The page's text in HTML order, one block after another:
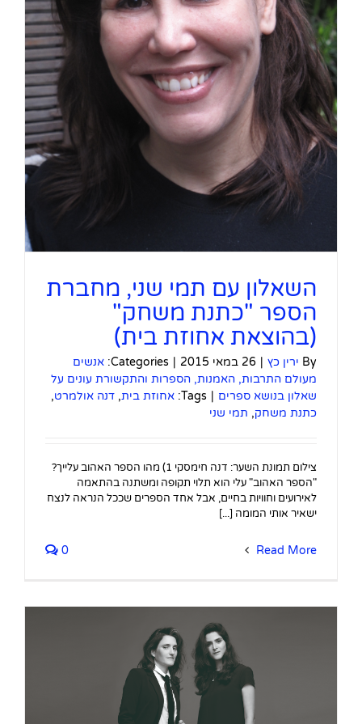
השאלון עם תמי שני, מחברת
הספר "כתנת משחק"
(בהוצאת אחוזת בית)
By ירין כץ | 26 במאי 2015 |
Categories: אנשים
מעולם התרבות, האמנות, הספרות והתקשורת עונים על
שאלון בנושא ספרים |
Tags: אחוזת בית, דנה אולמרט,
כתנת משחק, תמי שני
צילום תמונת השער: דנה חימסקי 1) מהו הספר האהוב עלייך?
"הספר האהוב" עלי הוא תלוי תקופה ומשתנה בהתאמה
לאירועים וחוויות בחיים, אבל אחד הספרים שככל הנראה לנצח
ישאיר אותי המומה [...]
Read More
0